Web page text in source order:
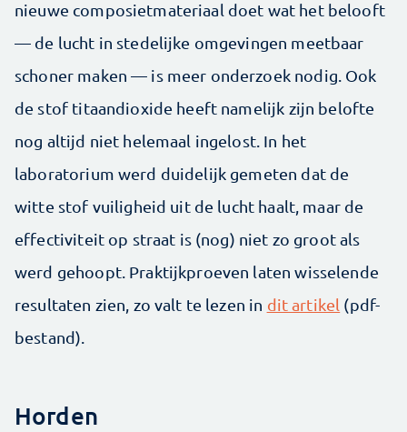
nieuwe composietmateriaal doet wat het belooft
— de lucht in stedelijke omgevingen meetbaar
schoner maken — is meer onderzoek nodig. Ook
de stof titaandioxide heeft namelijk zijn belofte
nog altijd niet helemaal ingelost. In het
laboratorium werd duidelijk gemeten dat de
witte stof vuiligheid uit de lucht haalt, maar de
effectiviteit op straat is (nog) niet zo groot als
werd gehoopt. Praktijkproeven laten wisselende
resultaten zien, zo valt te lezen in dit artikel (pdf-
bestand).
Horden